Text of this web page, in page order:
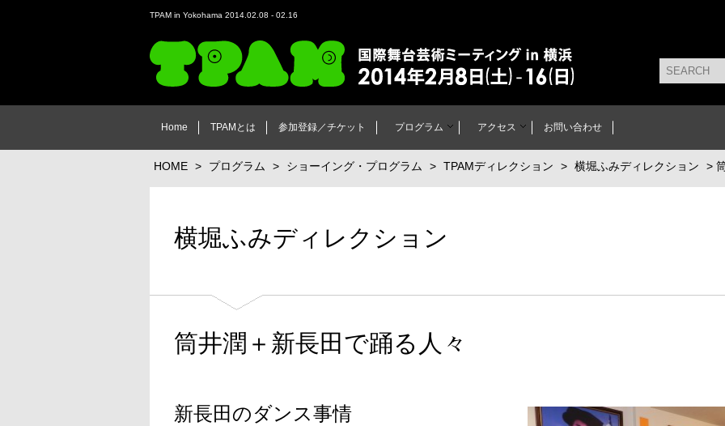
TPAM in Yokohama 2014.02.08 - 02.16
Home TPAMとは 参加登録／チケット プログラム アクセス お問い合わせ
HOME > プログラム > ショーイング・プログラム > TPAMディレクション > 横堀ふみディレクション >
横堀ふみディレクション
筒井潤＋新長田で踊る人々
新長田のダンス事情